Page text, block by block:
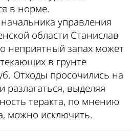
в норме.
управления
области Станислав
неприятный запах может
в грунте
Отходы просочились на
разлагаться, выделяя
теракта, по мнению
можно исключить.